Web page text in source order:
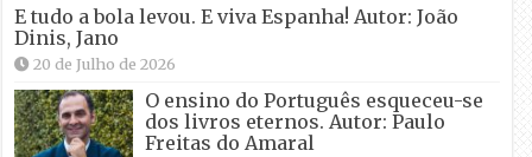
E tudo a bola levou. E viva Espanha! Autor: João
Dinis, Jano
20 de Julho de 2026
O ensino do Português esqueceu-se
dos livros eternos. Autor: Paulo
Freitas do Amaral